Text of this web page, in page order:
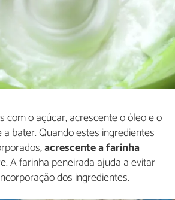
com o açúcar, acrescente o óleo e o
bater. Quando estes ingredientes
acrescente a farinha
A farinha peneirada ajuda a evitar
dos ingredientes.